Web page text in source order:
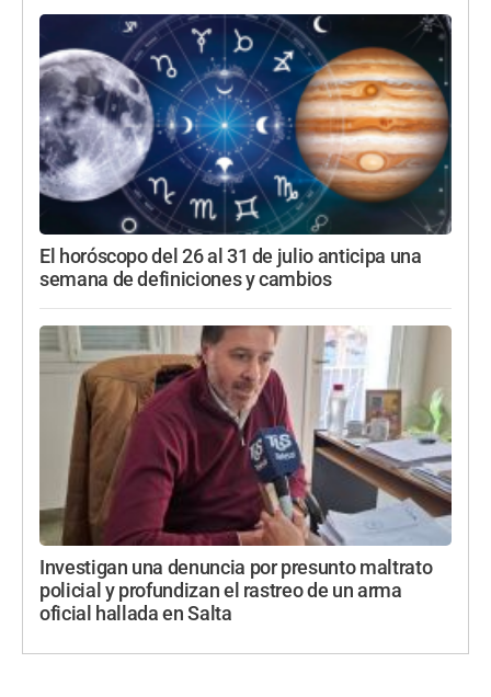
El horóscopo del 26 al 31 de julio anticipa una
semana de definiciones y cambios
Investigan una denuncia por presunto maltrato
policial y profundizan el rastreo de un arma
oficial hallada en Salta